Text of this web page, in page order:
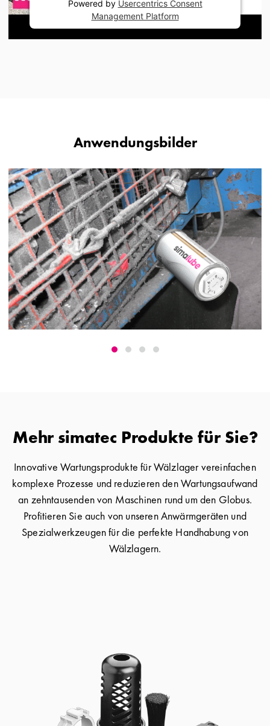
Powered by Usercentrics Consent
Management Platform
Anwendungsbilder
Mehr simatec Produkte für Sie?
Innovative Wartungsprodukte für Wälzlager vereinfachen
komplexe Prozesse und reduzieren den Wartungsaufwand
an zehntausenden von Maschinen rund um den Globus.
Profitieren Sie auch von unseren Anwärmgeräten und
Spezialwerkzeugen für die perfekte Handhabung von
Wälzlagern.